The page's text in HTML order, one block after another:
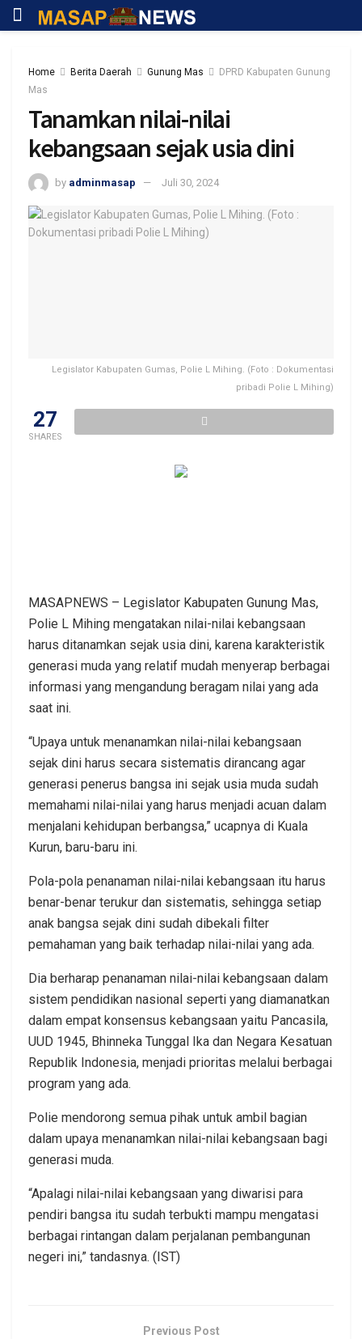
Home Berita Daerah Gunung Mas
DPRD Kabupaten Gunung
Mas
Tanamkan nilai-nilai
kebangsaan sejak usia dini
by adminmasap Juli 30, 2024
Legislator Kabupaten Gumas, Polie L Mihing. (Foto : Dokumentasi
pribadi Polie L Mihing)
27
SHARES
MASAPNEWS – Legislator Kabupaten Gunung Mas,
Polie L Mihing mengatakan nilai-nilai kebangsaan
harus ditanamkan sejak usia dini, karena karakteristik
generasi muda yang relatif mudah menyerap berbagai
informasi yang mengandung beragam nilai yang ada
saat ini.
“Upaya untuk menanamkan nilai-nilai kebangsaan
sejak dini harus secara sistematis dirancang agar
generasi penerus bangsa ini sejak usia muda sudah
memahami nilai-nilai yang harus menjadi acuan dalam
menjalani kehidupan berbangsa,” ucapnya di Kuala
Kurun, baru-baru ini.
Pola-pola penanaman nilai-nilai kebangsaan itu harus
benar-benar terukur dan sistematis, sehingga setiap
anak bangsa sejak dini sudah dibekali filter
pemahaman yang baik terhadap nilai-nilai yang ada.
Dia berharap penanaman nilai-nilai kebangsaan dalam
sistem pendidikan nasional seperti yang diamanatkan
dalam empat konsensus kebangsaan yaitu Pancasila,
UUD 1945, Bhinneka Tunggal Ika dan Negara Kesatuan
Republik Indonesia, menjadi prioritas melalui berbagai
program yang ada.
Polie mendorong semua pihak untuk ambil bagian
dalam upaya menanamkan nilai-nilai kebangsaan bagi
generasi muda.
“Apalagi nilai-nilai kebangsaan yang diwarisi para
pendiri bangsa itu sudah terbukti mampu mengatasi
berbagai rintangan dalam perjalanan pembangunan
negeri ini,” tandasnya. (IST)
Previous Post